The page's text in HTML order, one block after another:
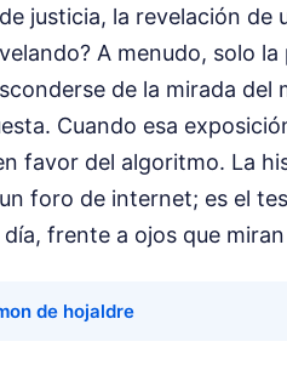
justicia, la revelación de
A menudo, solo
de la mirada del
Cuando esa
favor del algoritmo. La
foro de internet; es el
frente a ojos que
de hojaldre